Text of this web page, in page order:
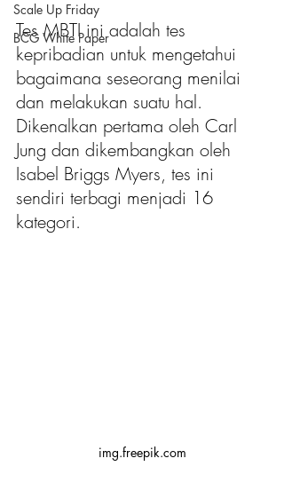
Scale Up Friday
BCG White Paper
Tes MBTI ini adalah tes
kepribadian untuk mengetahui
bagaimana seseorang menilai
dan melakukan suatu hal.
Dikenalkan pertama oleh Carl
Jung dan dikembangkan oleh
Isabel Briggs Myers, tes ini
sendiri terbagi menjadi 16
kategori.
img.freepik.com